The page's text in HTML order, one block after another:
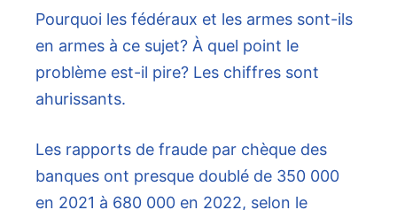
Pourquoi les fédéraux et les armes sont-ils
en armes à ce sujet? À quel point le
problème est-il pire? Les chiffres sont
ahurissants.
Les rapports de fraude par chèque des
banques ont presque doublé de 350 000
en 2021 à 680 000 en 2022, selon le